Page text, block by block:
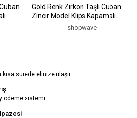
Gold Renk Zirkon Taşlı Cuban
Zincir Model Klips Kapamalı
Erkek Bileklikshopwave
sürede elinize ulaşır.
ödeme sistemi